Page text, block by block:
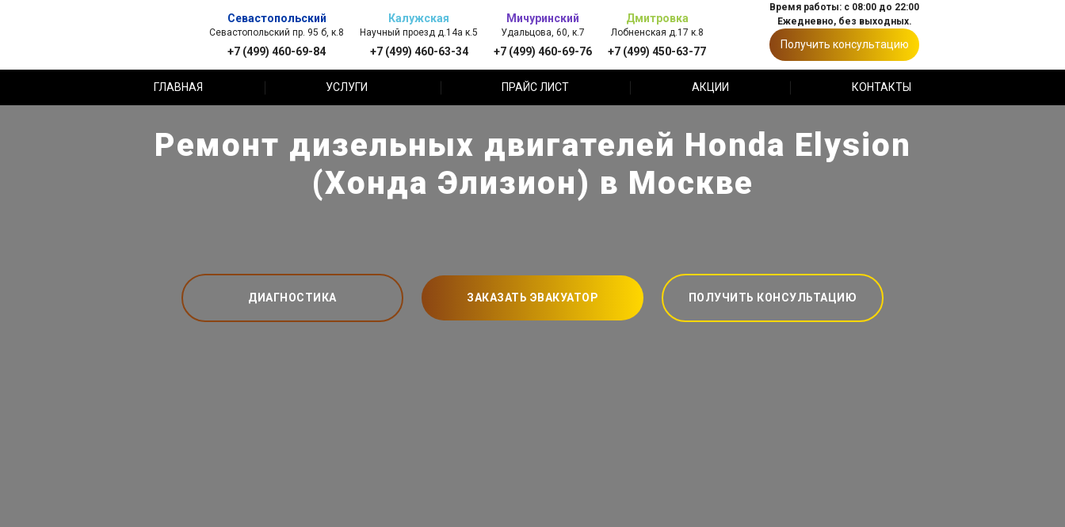
Севастопольский
Севастопольский пр. 95 б, к.8
+7 (499) 460-69-84
Калужская
Научный проезд д.14а к.5
+7 (499) 460-63-34
Мичуринский
Удальцова, 60, к.7
+7 (499) 460-69-76
Дмитровка
Лобненская д.17 к.8
+7 (499) 450-63-77
Время работы: с 08:00 до 22:00
Ежедневно, без выходных.
Получить консультацию
ГЛАВНАЯ УСЛУГИ ПРАЙС ЛИСТ АКЦИИ КОНТАКТЫ
Ремонт дизельных двигателей Honda Elysion
(Хонда Элизион) в Москве
ДИАГНОСТИКА ЗАКАЗАТЬ ЭВАКУАТОР ПОЛУЧИТЬ КОНСУЛЬТАЦИЮ